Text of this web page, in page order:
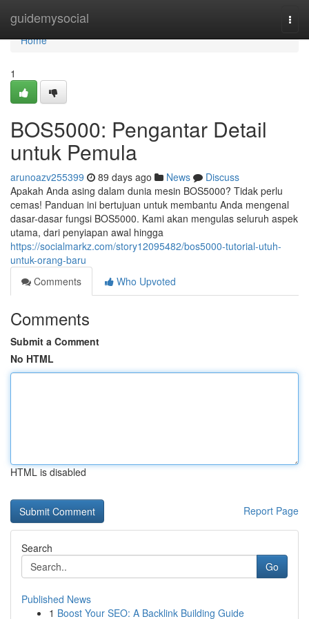
guidemysocial
Home
Home
1
BOS5000: Pengantar Detail
untuk Pemula
arunoazv255399 89 days ago News
Discuss
Apakah Anda asing dalam dunia mesin BOS5000? Tidak perlu
cemas! Panduan ini bertujuan untuk membantu Anda mengenal
dasar-dasar fungsi BOS5000. Kami akan mengulas seluruh aspek
utama, dari penyiapan awal hingga
https://socialmarkz.com/story12095482/bos5000-tutorial-utuh-
untuk-orang-baru
Comments
Who Upvoted
Comments
Submit a Comment
No HTML
HTML is disabled
Report Page
Search
Go
Published News
1 Boost Your SEO: A Backlink Building Guide